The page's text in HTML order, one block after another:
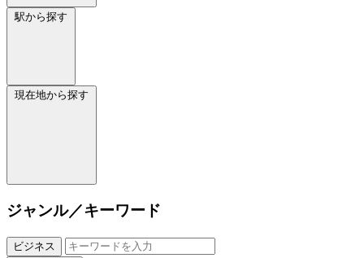
駅から探す
現在地から探す
ジャンル／キーワード
ビジネス